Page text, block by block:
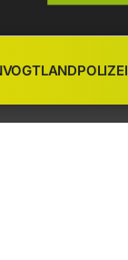
VOGTLANDPOLIZEI